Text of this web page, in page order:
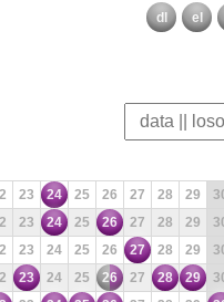
dl el
23 24 25 26 27 28 29
23 24 25 26 27 28 29
23 24 25 26 27 28 29
23 24 25 26 27 28 29